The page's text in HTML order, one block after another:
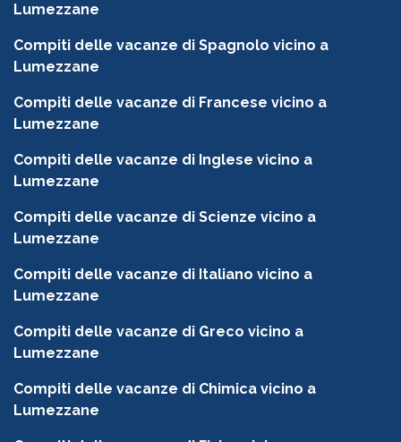
Lumezzane
Compiti delle vacanze di Spagnolo vicino a
Lumezzane
Compiti delle vacanze di Francese vicino a
Lumezzane
Compiti delle vacanze di Inglese vicino a
Lumezzane
Compiti delle vacanze di Scienze vicino a
Lumezzane
Compiti delle vacanze di Italiano vicino a
Lumezzane
Compiti delle vacanze di Greco vicino a
Lumezzane
Compiti delle vacanze di Chimica vicino a
Lumezzane